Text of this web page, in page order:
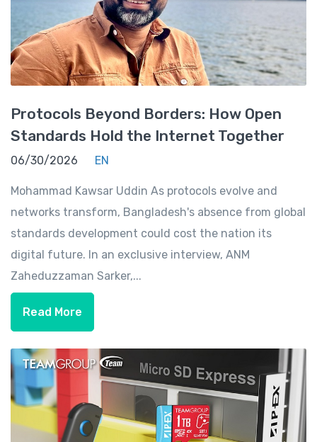
Protocols Beyond Borders: How Open
Standards Hold the Internet Together
06/30/2026 EN
Mohammad Kawsar Uddin As protocols evolve and
networks transform, Bangladesh's absence from global
standards development could cost the nation its
digital future. In an exclusive interview, ANM
Zaheduzzaman Sarker,...
Read More